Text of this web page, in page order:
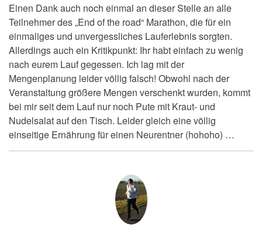
Einen Dank auch noch einmal an dieser Stelle an alle
Teilnehmer des „End of the road“ Marathon, die für ein
einmaliges und unvergessliches Lauferlebnis sorgten.
Allerdings auch ein Kritikpunkt: Ihr habt einfach zu wenig
nach eurem Lauf gegessen. Ich lag mit der
Mengenplanung leider völlig falsch! Obwohl nach der
Veranstaltung größere Mengen verschenkt wurden, kommt
bei mir seit dem Lauf nur noch Pute mit Kraut- und
Nudelsalat auf den Tisch. Leider gleich eine völlig
einseitige Ernährung für einen Neurentner (hohoho) …